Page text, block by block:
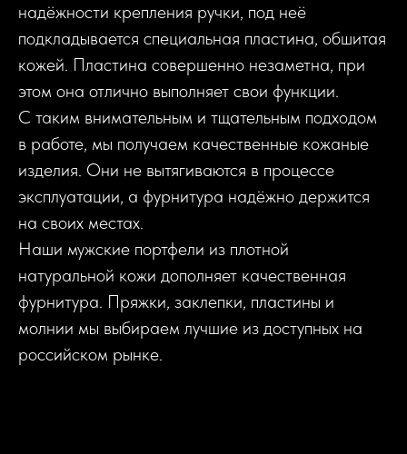
надёжности крепления ручки, под неё
подкладывается специальная пластина, обшитая
кожей. Пластина совершенно незаметна, при
этом она отлично выполняет свои функции.
С таким внимательным и тщательным подходом
в работе, мы получаем качественные кожаные
изделия. Они не вытягиваются в процессе
эксплуатации, а фурнитура надёжно держится
на своих местах.
Наши мужские портфели из плотной
натуральной кожи дополняет качественная
фурнитура. Пряжки, заклепки, пластины и
молнии мы выбираем лучшие из доступных на
российском рынке.